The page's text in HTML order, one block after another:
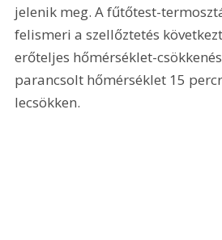
jelenik meg. A fűtőtest-
felismeri a szellőztetés
erőteljes hőmérséklet-
parancsolt hőmérséklet 15
lecsökken.